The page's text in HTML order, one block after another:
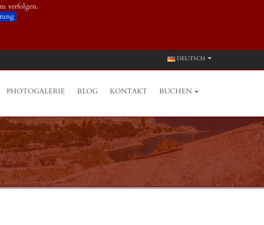
verfolgen.
DEUTSCH
PHOTOGALERIE BLOG KONTAKT BUCHEN